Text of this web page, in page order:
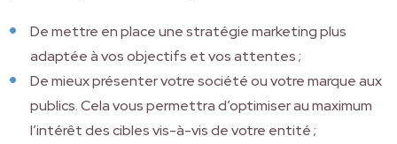
De mettre en place une stratégie marketing plus
adaptée à vos objectifs et vos attentes ;
De mieux présenter votre société ou votre marque aux
publics. Cela vous permettra d’optimiser au maximum
l’intérêt des cibles vis-à-vis de votre entité ;